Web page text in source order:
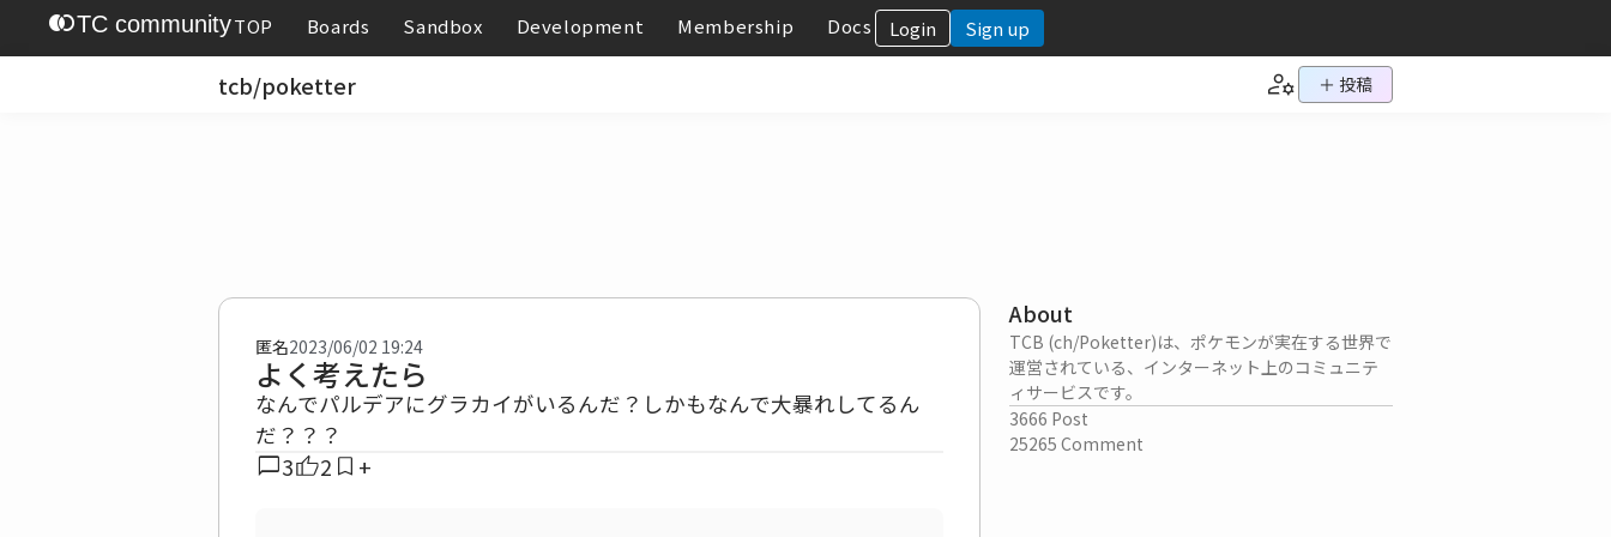
join_leftTC communityTOP Boards Sandbox Development Membership Docs Login Sign up
tcb/poketter ＋ 投稿
匿名2023/06/02 19:24
よく考えたら
なんでパルデアにグラカイがいるんだ？しかもなんで大暴れしてるん
だ？？？
chat_bubble3 2 +
About
TCB (ch/Poketter)は、ポケモンが実在する世界で
運営されている、インターネット上のコミュニテ
ィサービスです。
3666 Post
25265 Comment